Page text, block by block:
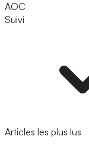
AOC
Suivi
Articles les plus lus